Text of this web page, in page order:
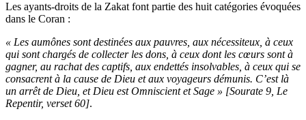
Les ayants-droits de la Zakat font partie des huit catégories évoquées
dans le Coran :
« Les aumônes sont destinées aux pauvres, aux nécessiteux, à ceux
qui sont chargés de collecter les dons, à ceux dont les cœurs sont à
gagner, au rachat des captifs, aux endettés insolvables, à ceux qui se
consacrent à la cause de Dieu et aux voyageurs démunis. C’est là
un arrêt de Dieu, et Dieu est Omniscient et Sage » [Sourate 9, Le
Repentir, verset 60].